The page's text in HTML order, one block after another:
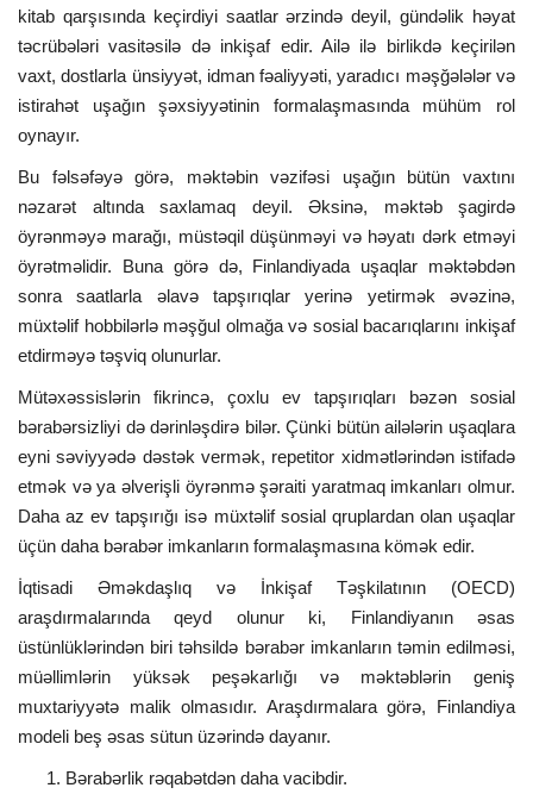
kitab qarşısında keçirdiyi saatlar ərzində deyil, gündəlik həyat
təcrübələri vasitəsilə də inkişaf edir. Ailə ilə birlikdə keçirilən
vaxt, dostlarla ünsiyyət, idman fəaliyyəti, yaradıcı məşğələlər və
istirahət uşağın şəxsiyyətinin formalaşmasında mühüm rol
oynayır.
Bu fəlsəfəyə görə, məktəbin vəzifəsi uşağın bütün vaxtını
nəzarət altında saxlamaq deyil. Əksinə, məktəb şagirdə
öyrənməyə marağı, müstəqil düşünməyi və həyatı dərk etməyi
öyrətməlidir. Buna görə də, Finlandiyada uşaqlar məktəbdən
sonra saatlarla əlavə tapşırıqlar yerinə yetirmək əvəzinə,
müxtəlif hobbilərlə məşğul olmağa və sosial bacarıqlarını inkişaf
etdirməyə təşviq olunurlar.
Mütəxəssislərin fikrincə, çoxlu ev tapşırıqları bəzən sosial
bərabərsizliyi də dərinləşdirə bilər. Çünki bütün ailələrin uşaqlara
eyni səviyyədə dəstək vermək, repetitor xidmətlərindən istifadə
etmək və ya əlverişli öyrənmə şəraiti yaratmaq imkanları olmur.
Daha az ev tapşırığı isə müxtəlif sosial qruplardan olan uşaqlar
üçün daha bərabər imkanların formalaşmasına kömək edir.
İqtisadi Əməkdaşlıq və İnkişaf Təşkilatının (OECD)
araşdırmalarında qeyd olunur ki, Finlandiyanın əsas
üstünlüklərindən biri təhsildə bərabər imkanların təmin edilməsi,
müəllimlərin yüksək peşəkarlığı və məktəblərin geniş
muxtariyyətə malik olmasıdır. Araşdırmalara görə, Finlandiya
modeli beş əsas sütun üzərində dayanır.
Bərabərlik rəqabətdən daha vacibdir.